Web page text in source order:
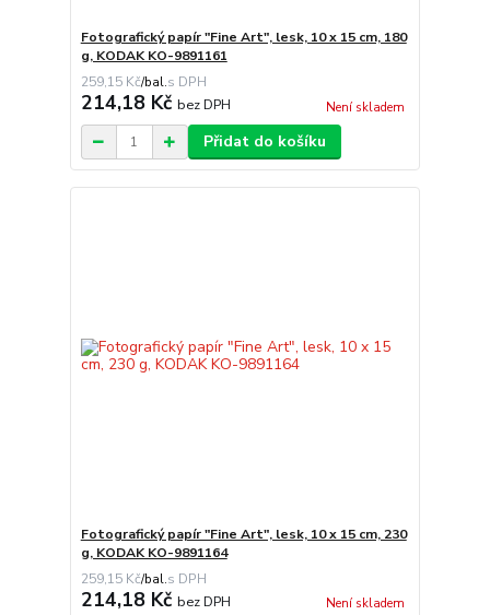
Fotografický papír "Fine Art", lesk, 10 x 15 cm, 180
g, KODAK KO-9891161
259,15 Kč/bal.
214,18 Kč bez DPH Není skladem
Přidat do košíku
Fotografický papír "Fine Art", lesk, 10 x 15 cm, 230
g, KODAK KO-9891164
259,15 Kč/bal.
214,18 Kč bez DPH Není skladem